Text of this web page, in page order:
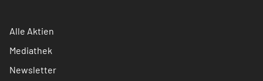
Alle Aktien
Mediathek
Newsletter